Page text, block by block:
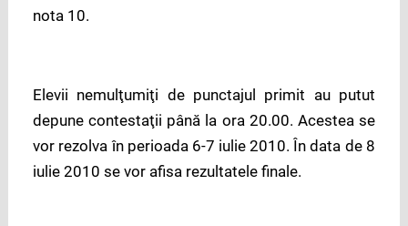
nota 10.
Elevii nemulţumiţi de punctajul primit au putut
depune contestaţii până la ora 20.00. Acestea se
vor rezolva în perioada 6-7 iulie 2010. În data de 8
iulie 2010 se vor afisa rezultatele finale.